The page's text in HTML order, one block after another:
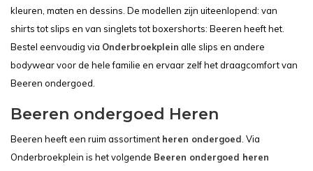
kleuren, maten en dessins. De modellen zijn uiteenlopend: van
shirts tot slips en van singlets tot boxershorts: Beeren heeft het.
Bestel eenvoudig via Onderbroekplein alle slips en andere
bodywear voor de hele familie en ervaar zelf het draagcomfort van
Beeren ondergoed.
Beeren ondergoed Heren
Beeren heeft een ruim assortiment heren ondergoed . Via
Onderbroekplein is het volgende Beeren ondergoed heren